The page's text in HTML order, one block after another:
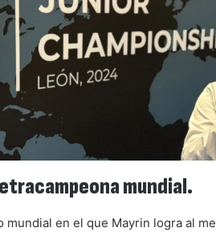
mundial.
mundial en el que Mayrin logra al